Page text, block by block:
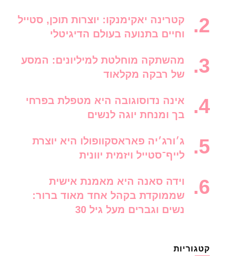
קטרינה יאקימנקו: יוצרות תוכן, סטייל
וחיים בתנועה בעולם הדיגיטלי
מהשתקה מוחלטת למיליונים: המסע
של רבקה מקלאוד
אינה נדוסוגובה היא מטפלת בפרחי
בך ומנחת יוגה לנשים
ג׳ורג׳יה פאראסקוופולו היא יוצרת
לייף־סטייל ויזמית יוונית
וידה סאנה היא מאמנת אישית
שממוקדת בקהל אחד מאוד ברור:
נשים וגברים מעל גיל 30
קטגוריות